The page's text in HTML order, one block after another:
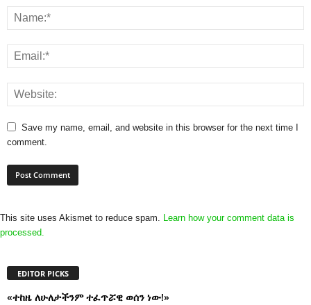
Save my name, email, and website in this browser for the next time I
comment.
This site uses Akismet to reduce spam.
Learn how your comment data is
processed.
EDITOR PICKS
«ተከዜ ለሁለታችንም ተፈጥሯዊ ወሰን ነው!»